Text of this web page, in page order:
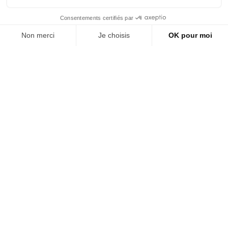
simili blanc céruséÀ propos de 126 Events
Consentements certifiés par
Non merci Je choisis OK pour moi